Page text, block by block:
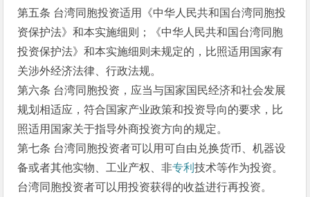
第五条 台湾同胞投资适用《中华人民共和国台湾同胞投
资保护法》和本实施细则；《中华人民共和国台湾同胞
投资保护法》和本实施细则未规定的，比照适用国家有
关涉外经济法律、行政法规。
第六条 台湾同胞投资，应当与国家国民经济和社会发展
规划相适应，符合国家产业政策和投资导向的要求，比
照适用国家关于指导外商投资方向的规定。
第七条 台湾同胞投资者可以用可自由兑换货币、机器设
备或者其他实物、工业产权、非专利技术等作为投资。
台湾同胞投资者可以用投资获得的收益进行再投资。